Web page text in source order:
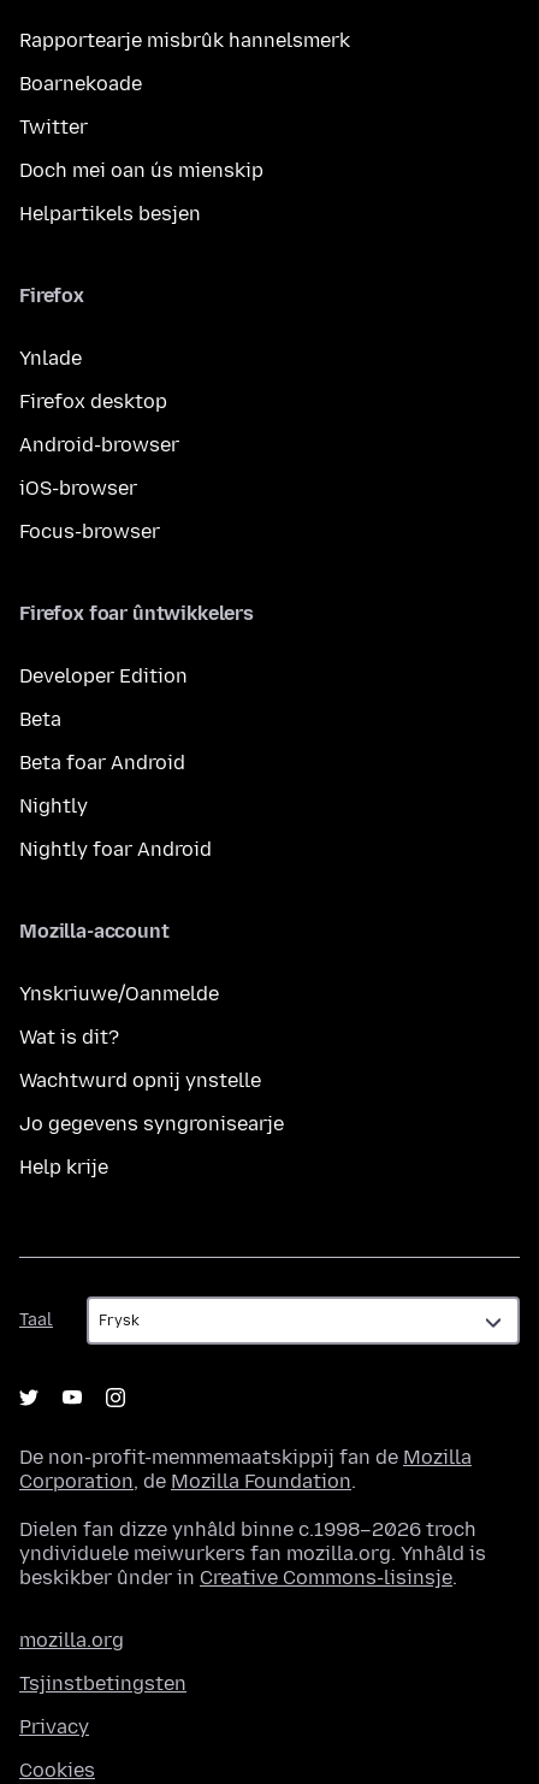
Rapportearje misbrûk hannelsmerk
Boarnekoade
Twitter
Doch mei oan ús mienskip
Helpartikels besjen
Firefox
Ynlade
Firefox desktop
Android-browser
iOS-browser
Focus-browser
Firefox foar ûntwikkelers
Developer Edition
Beta
Beta foar Android
Nightly
Nightly foar Android
Mozilla-account
Ynskriuwe/Oanmelde
Wat is dit?
Wachtwurd opnij ynstelle
Jo gegevens syngronisearje
Help krije
Taal
Taal
De non-profit-memmemaatskippij fan de Mozilla
Corporation, de Mozilla Foundation.
Dielen fan dizze ynhâld binne c.1998–2026 troch
yndividuele meiwurkers fan mozilla.org. Ynhâld is
beskikber ûnder in Creative Commons-lisinsje.
mozilla.org
Tsjinstbetingsten
Privacy
Cookies